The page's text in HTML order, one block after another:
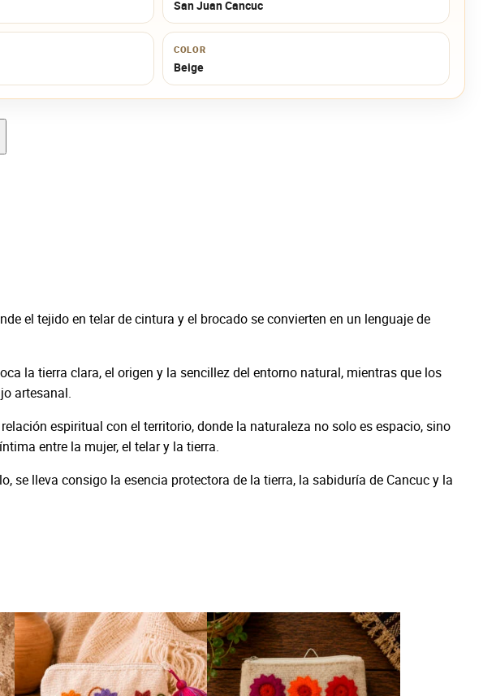
San Juan Cancuc
COLOR
Beige
el tejido en telar de cintura y el brocado se convierten en un lenguaje de
la tierra clara, el origen y la sencillez del entorno natural, mientras que los
artesanal.
espiritual con el territorio, donde la naturaleza no solo es espacio, sino
entre la mujer, el telar y la tierra.
se lleva consigo la esencia protectora de la tierra, la sabiduría de Cancuc y la